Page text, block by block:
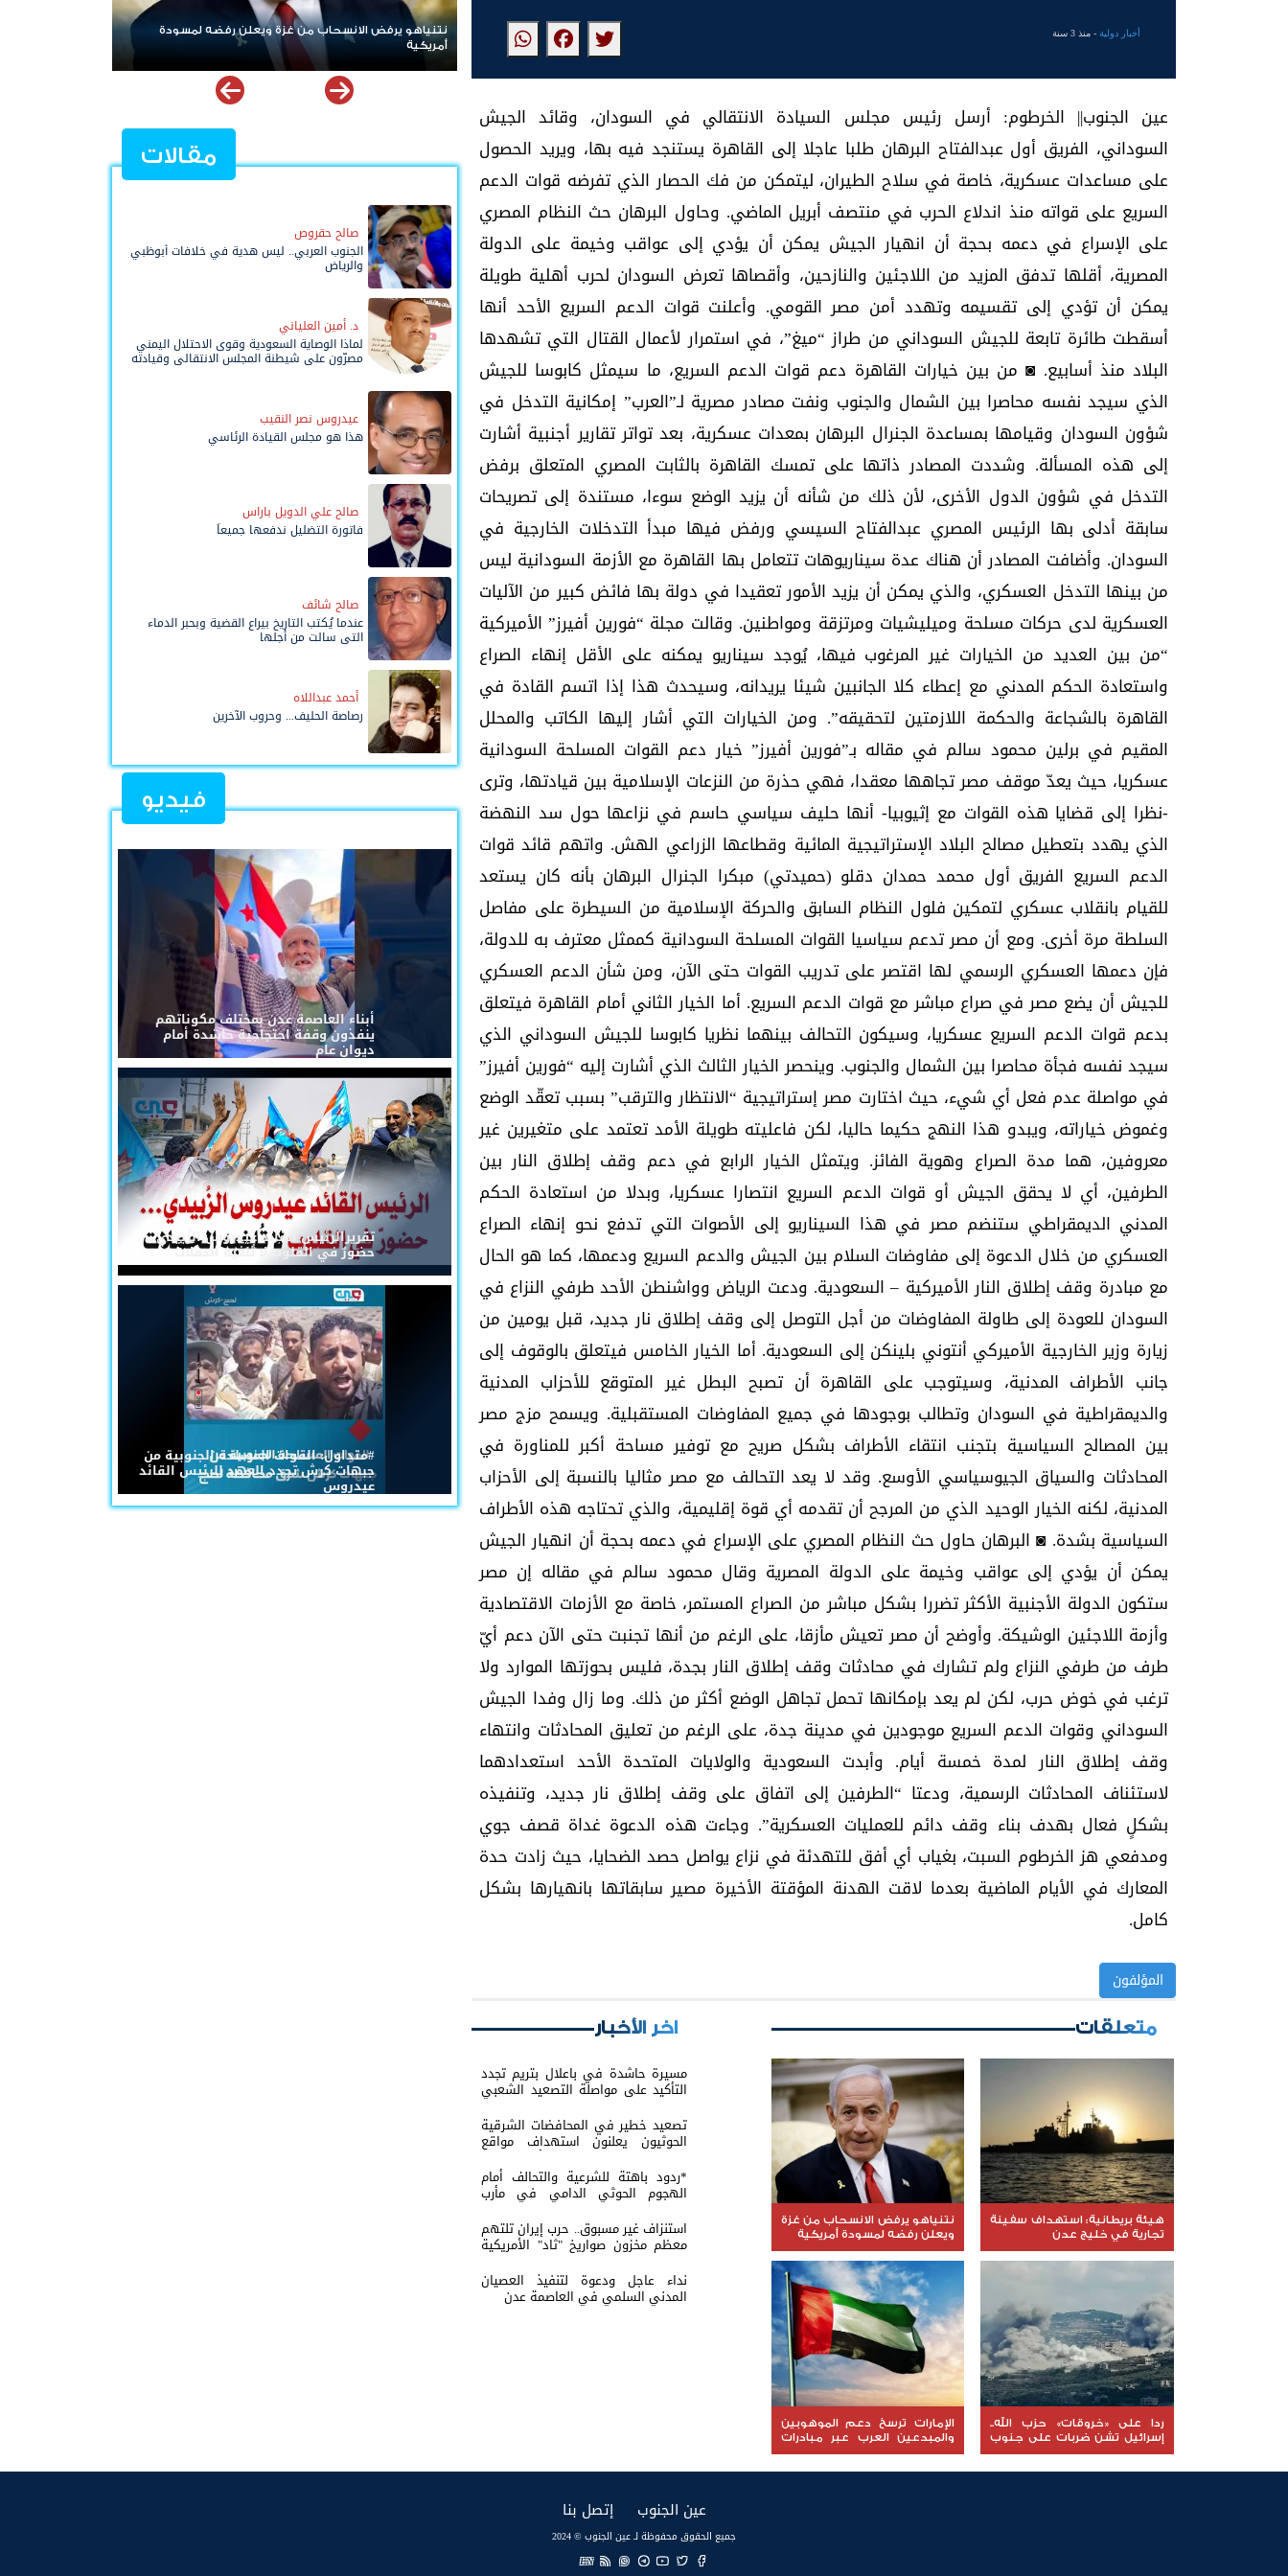
أخبار دولية- منذ 3 سنة
عين الجنوب|| الخرطوم: أرسل رئيس مجلس السيادة الانتقالي في السودان، وقائد الجيش
السوداني، الفريق أول عبدالفتاح البرهان طلبا عاجلا إلى القاهرة يستنجد فيه بها، ويريد الحصول
على مساعدات عسكرية، خاصة في سلاح الطيران، ليتمكن من فك الحصار الذي تفرضه قوات الدعم
السريع على قواته منذ اندلاع الحرب في منتصف أبريل الماضي. وحاول البرهان حث النظام المصري
على الإسراع في دعمه بحجة أن انهيار الجيش يمكن أن يؤدي إلى عواقب وخيمة على الدولة
المصرية، أقلها تدفق المزيد من اللاجئين والنازحين، وأقصاها تعرض السودان لحرب أهلية طويلة
يمكن أن تؤدي إلى تقسيمه وتهدد أمن مصر القومي. وأعلنت قوات الدعم السريع الأحد أنها
أسقطت طائرة تابعة للجيش السوداني من طراز “ميغ”، في استمرار لأعمال القتال التي تشهدها
البلاد منذ أسابيع. ◙ من بين خيارات القاهرة دعم قوات الدعم السريع، ما سيمثل كابوسا للجيش
الذي سيجد نفسه محاصرا بين الشمال والجنوب ونفت مصادر مصرية لـ”العرب” إمكانية التدخل في
شؤون السودان وقيامها بمساعدة الجنرال البرهان بمعدات عسكرية، بعد تواتر تقارير أجنبية أشارت
إلى هذه المسألة. وشددت المصادر ذاتها على تمسك القاهرة بالثابت المصري المتعلق برفض
التدخل في شؤون الدول الأخرى، لأن ذلك من شأنه أن يزيد الوضع سوءا، مستندة إلى تصريحات
سابقة أدلى بها الرئيس المصري عبدالفتاح السيسي ورفض فيها مبدأ التدخلات الخارجية في
السودان. وأضافت المصادر أن هناك عدة سيناريوهات تتعامل بها القاهرة مع الأزمة السودانية ليس
من بينها التدخل العسكري، والذي يمكن أن يزيد الأمور تعقيدا في دولة بها فائض كبير من الآليات
العسكرية لدى حركات مسلحة وميليشيات ومرتزقة ومواطنين. وقالت مجلة “فورين أفيرز” الأميركية
“من بين العديد من الخيارات غير المرغوب فيها، يُوجد سيناريو يمكنه على الأقل إنهاء الصراع
واستعادة الحكم المدني مع إعطاء كلا الجانبين شيئا يريدانه، وسيحدث هذا إذا اتسم القادة في
القاهرة بالشجاعة والحكمة اللازمتين لتحقيقه”. ومن الخيارات التي أشار إليها الكاتب والمحلل
المقيم في برلين محمود سالم في مقاله بـ”فورين أفيرز” خيار دعم القوات المسلحة السودانية
عسكريا، حيث يعدّ موقف مصر تجاهها معقدا، فهي حذرة من النزعات الإسلامية بين قيادتها، وترى
-نظرا إلى قضايا هذه القوات مع إثيوبيا- أنها حليف سياسي حاسم في نزاعها حول سد النهضة
الذي يهدد بتعطيل مصالح البلاد الإستراتيجية المائية وقطاعها الزراعي الهش. واتهم قائد قوات
الدعم السريع الفريق أول محمد حمدان دقلو (حميدتي) مبكرا الجنرال البرهان بأنه كان يستعد
للقيام بانقلاب عسكري لتمكين فلول النظام السابق والحركة الإسلامية من السيطرة على مفاصل
السلطة مرة أخرى. ومع أن مصر تدعم سياسيا القوات المسلحة السودانية كممثل معترف به للدولة،
فإن دعمها العسكري الرسمي لها اقتصر على تدريب القوات حتى الآن، ومن شأن الدعم العسكري
للجيش أن يضع مصر في صراع مباشر مع قوات الدعم السريع. أما الخيار الثاني أمام القاهرة فيتعلق
بدعم قوات الدعم السريع عسكريا، وسيكون التحالف بينهما نظريا كابوسا للجيش السوداني الذي
سيجد نفسه فجأة محاصرا بين الشمال والجنوب. وينحصر الخيار الثالث الذي أشارت إليه “فورين أفيرز”
في مواصلة عدم فعل أي شيء، حيث اختارت مصر إستراتيجية “الانتظار والترقب” بسبب تعقّد الوضع
وغموض خياراته، ويبدو هذا النهج حكيما حاليا، لكن فاعليته طويلة الأمد تعتمد على متغيرين غير
معروفين، هما مدة الصراع وهوية الفائز. ويتمثل الخيار الرابع في دعم وقف إطلاق النار بين
الطرفين، أي لا يحقق الجيش أو قوات الدعم السريع انتصارا عسكريا، وبدلا من استعادة الحكم
المدني الديمقراطي ستنضم مصر في هذا السيناريو إلى الأصوات التي تدفع نحو إنهاء الصراع
العسكري من خلال الدعوة إلى مفاوضات السلام بين الجيش والدعم السريع ودعمها، كما هو الحال
مع مبادرة وقف إطلاق النار الأميركية – السعودية. ودعت الرياض وواشنطن الأحد طرفي النزاع في
السودان للعودة إلى طاولة المفاوضات من أجل التوصل إلى وقف إطلاق نار جديد، قبل يومين من
زيارة وزير الخارجية الأميركي أنتوني بلينكن إلى السعودية. أما الخيار الخامس فيتعلق بالوقوف إلى
جانب الأطراف المدنية، وسيتوجب على القاهرة أن تصبح البطل غير المتوقع للأحزاب المدنية
والديمقراطية في السودان وتطالب بوجودها في جميع المفاوضات المستقبلية. ويسمح مزج مصر
بين المصالح السياسية بتجنب انتقاء الأطراف بشكل صريح مع توفير مساحة أكبر للمناورة في
المحادثات والسياق الجيوسياسي الأوسع. وقد لا يعد التحالف مع مصر مثاليا بالنسبة إلى الأحزاب
المدنية، لكنه الخيار الوحيد الذي من المرجح أن تقدمه أي قوة إقليمية، والذي تحتاجه هذه الأطراف
السياسية بشدة. ◙ البرهان حاول حث النظام المصري على الإسراع في دعمه بحجة أن انهيار الجيش
يمكن أن يؤدي إلى عواقب وخيمة على الدولة المصرية وقال محمود سالم في مقاله إن مصر
ستكون الدولة الأجنبية الأكثر تضررا بشكل مباشر من الصراع المستمر، خاصة مع الأزمات الاقتصادية
وأزمة اللاجئين الوشيكة. وأوضح أن مصر تعيش مأزقا، على الرغم من أنها تجنبت حتى الآن دعم أيّ
طرف من طرفي النزاع ولم تشارك في محادثات وقف إطلاق النار بجدة، فليس بحوزتها الموارد ولا
ترغب في خوض حرب، لكن لم يعد بإمكانها تحمل تجاهل الوضع أكثر من ذلك. وما زال وفدا الجيش
السوداني وقوات الدعم السريع موجودين في مدينة جدة، على الرغم من تعليق المحادثات وانتهاء
وقف إطلاق النار لمدة خمسة أيام. وأبدت السعودية والولايات المتحدة الأحد استعدادهما
لاستئناف المحادثات الرسمية، ودعتا “الطرفين إلى اتفاق على وقف إطلاق نار جديد، وتنفيذه
بشكلٍ فعال بهدف بناء وقف دائم للعمليات العسكرية”. وجاءت هذه الدعوة غداة قصف جوي
ومدفعي هز الخرطوم السبت، بغياب أي أفق للتهدئة في نزاع يواصل حصد الضحايا، حيث زادت حدة
المعارك في الأيام الماضية بعدما لاقت الهدنة المؤقتة الأخيرة مصير سابقاتها بانهيارها بشكل
كامل.
المؤلفون
متعلقات
هيئة بريطانية: استهداف سفينة
تجارية في خليج عدن
نتنياهو يرفض الانسحاب من غزة
ويعلن رفضه لمسودة أمريكية
ردا على «خروقات» حزب الله..
إسرائيل تشن ضربات على جنوب
الإمارات ترسخ دعم الموهوبين
والمبدعين العرب عبر مبادرات
اخر الأخبار
مسيرة حاشدة في باعلال بتريم تجدد
التأكيد على مواصلة التصعيد الشعبي
تصعيد خطير في المحافضات الشرقية
الحوثيون يعلنون استهداف مواقع
عسكرية في حضرموت ومأرب اليمنية
بوابل من الصواريخ والطائرات المسيّرة
*ردود باهتة للشرعية والتحالف أمام
الهجوم الحوثي الدامي في مأرب
وحضرموت*
استنزاف غير مسبوق.. حرب إيران تلتهم
معظم مخزون صواريخ "ثاد" الأمريكية
وتدق ناقوس الخطر داخل البنتاغون
نداء عاجل ودعوة لتنفيذ العصيان
المدني السلمي في العاصمة عدن
نتنياهو يرفض الانسحاب من غزة ويعلن رفضه لمسودة
ردا على «خروقات» حزب الله.. إسرائيل تشن ضربات على جنوب
مقالات
صالح حقروص
الجنوب العربي.. ليس هدية في خلافات أبوظبي
والرياض
د. أمين العلياني
لماذا الوصاية السعودية وقوى الاحتلال اليمني
مصرّون على شيطنة المجلس الانتقالي وقيادته
عيدروس نصر النقيب
هذا هو مجلس القيادة الرئاسي
صالح علي الدويل باراس
فاتورة التضليل ندفعها جميعاً
صالح شائف
عندما يُكتب التاريخ بيراع القضية وبحبر الدماء
التي سالت من أجلها
أحمد عبداللاه
رصاصة الحليف... وحروب الآخرين
فيديو
أبناء العاصمة عدن بمختلف مكوناتهم
ينفذون وقفة احتجاجية حاشدة أمام
ديوان عام
تقريرالرئيس القائد عيدروس الزُبيدي...
حضورٌ في القلوب لا تُلغيه الحملات
#متداول: القوات المسلحة الجنوبية من
جبهات كرش تجدد العهد للرئيس القائد
عيدروس
عين الجنوب إتصل بنا
جميع الحقوق محفوظة لـ عين الجنوب © 2024
EN